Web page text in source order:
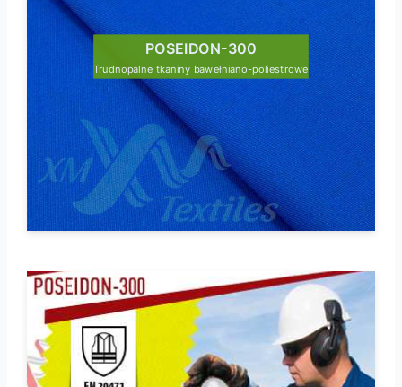
POSEIDON-300
Trudnopalne tkaniny bawełniano-poliestrowe